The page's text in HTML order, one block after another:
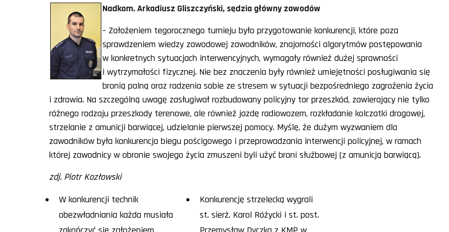
Nadkom. Arkadiusz Gliszczyński, sędzia główny zawodów
– Założeniem tegorocznego turnieju było przygotowanie konkurencji, które poza
sprawdzeniem wiedzy zawodowej zawodników, znajomości algorytmów postępowania
w konkretnych sytuacjach interwencyjnych, wymagały również dużej sprawności
i wytrzymałości fizycznej. Nie bez znaczenia były również umiejętności posługiwania się
bronią palną oraz radzenia sobie ze stresem w sytuacji bezpośredniego zagrożenia życia
i zdrowia. Na szczególną uwagę zasługiwał rozbudowany policyjny tor przeszkód, zawierający nie tylko
różnego rodzaju przeszkody terenowe, ale również jazdę radiowozem, rozkładanie kolczatki drogowej,
strzelanie z amunicji barwiącej, udzielanie pierwszej pomocy. Myślę, że dużym wyzwaniem dla
zawodników była konkurencja biegu pościgowego i przeprowadzania interwencji policyjnej, w ramach
której zawodnicy w obronie swojego życia zmuszeni byli użyć broni służbowej (z amunicją barwiącą).
zdj. Piotr Kozłowski
W konkurencji technik
obezwładniania każda musiała
Konkurencję strzelecką wygrali
st. sierż. Karol Różycki i st. post.